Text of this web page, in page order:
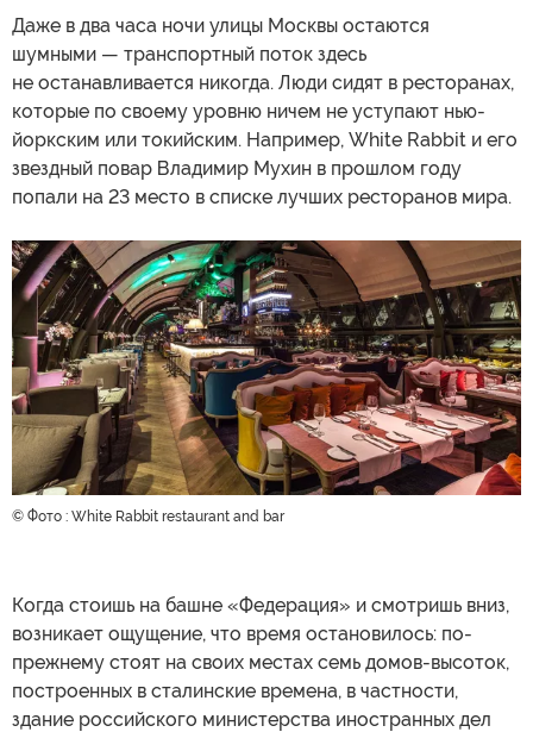
Даже в два часа ночи улицы Москвы остаются
шумными — транспортный поток здесь
не останавливается никогда. Люди сидят в ресторанах,
которые по своему уровню ничем не уступают нью-
йоркским или токийским. Например, White Rabbit и его
звездный повар Владимир Мухин в прошлом году
попали на 23 место в списке лучших ресторанов мира.
© Фото : White Rabbit restaurant and bar
Когда стоишь на башне «Федерация» и смотришь вниз,
возникает ощущение, что время остановилось: по-
прежнему стоят на своих местах семь домов-высоток,
построенных в сталинские времена, в частности,
здание российского министерства иностранных дел